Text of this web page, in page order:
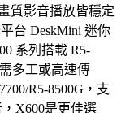
質影音播放皆穩定
台 DeskMini 迷你
系列搭載 R5-
多工或高速傳
R5-8500G，支
X600是更佳選